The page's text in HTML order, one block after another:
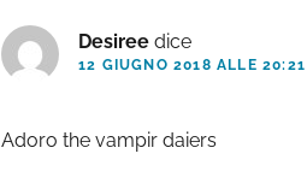
Desiree dice
12 GIUGNO 2018 ALLE 20:21
Adoro the vampir daiers